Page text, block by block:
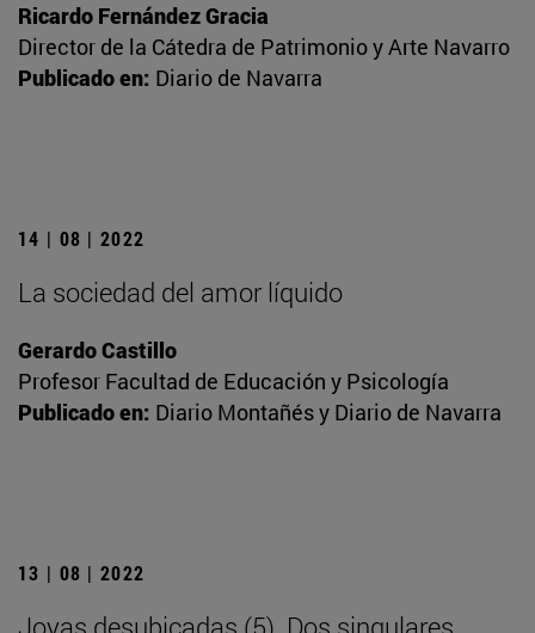
Ricardo Fernández Gracia
Director de la Cátedra de Patrimonio y Arte Navarro
Publicado en: Diario de Navarra
14 | 08 | 2022
La sociedad del amor líquido
Gerardo Castillo
Profesor Facultad de Educación y Psicología
Publicado en: Diario Montañés y Diario de Navarra
13 | 08 | 2022